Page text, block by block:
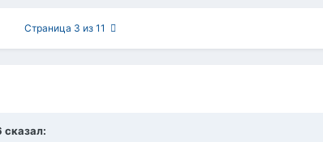
Страница 3 из 11
сказал: